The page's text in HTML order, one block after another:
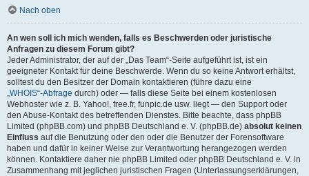
Nach oben
An wen soll ich mich wenden, falls es Beschwerden oder juristische
Anfragen zu diesem Forum gibt?
Jeder Administrator, der auf der „Das Team“-Seite aufgeführt ist, ist ein
geeigneter Kontakt für deine Beschwerde. Wenn du so keine Antwort erhältst,
solltest du den Besitzer der Domain kontaktieren (führe dazu eine
„WHOIS“-Abfrage durch) oder — falls diese Seite bei einem kostenlosen
Webhoster wie z. B. Yahoo!, free.fr, funpic.de usw. liegt — den Support oder
den Abuse-Kontakt des betreffenden Dienstes. Bitte beachte, dass phpBB
Limited (phpBB.com) und phpBB Deutschland e. V. (phpBB.de) absolut keinen
Einfluss auf die Benutzung oder den oder die Benutzer der Forensoftware
haben und dafür in keiner Weise zur Verantwortung herangezogen werden
können. Kontaktiere daher nie phpBB Limited oder phpBB Deutschland e. V. in
Zusammenhang mit jeglichen juristischen Fragen (Unterlassungserklärungen,